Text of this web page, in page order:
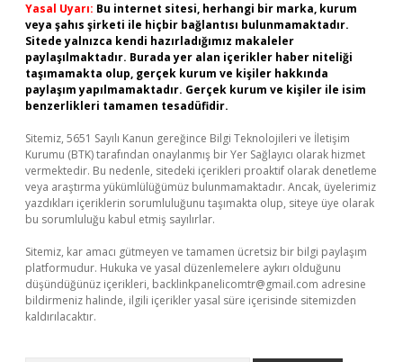
Yasal Uyarı: Bu internet sitesi, herhangi bir marka, kurum
veya şahıs şirketi ile hiçbir bağlantısı bulunmamaktadır.
Sitede yalnızca kendi hazırladığımız makaleler
paylaşılmaktadır. Burada yer alan içerikler haber niteliği
taşımamakta olup, gerçek kurum ve kişiler hakkında
paylaşım yapılmamaktadır. Gerçek kurum ve kişiler ile isim
benzerlikleri tamamen tesadüfidir.
Sitemiz, 5651 Sayılı Kanun gereğince Bilgi Teknolojileri ve İletişim
Kurumu (BTK) tarafından onaylanmış bir Yer Sağlayıcı olarak hizmet
vermektedir. Bu nedenle, sitedeki içerikleri proaktif olarak denetleme
veya araştırma yükümlülüğümüz bulunmamaktadır. Ancak, üyelerimiz
yazdıkları içeriklerin sorumluluğunu taşımakta olup, siteye üye olarak
bu sorumluluğu kabul etmiş sayılırlar.
Sitemiz, kar amacı gütmeyen ve tamamen ücretsiz bir bilgi paylaşım
platformudur. Hukuka ve yasal düzenlemelere aykırı olduğunu
düşündüğünüz içerikleri, backlinkpanelicomtr@gmail.com adresine
bildirmeniz halinde, ilgili içerikler yasal süre içerisinde sitemizden
kaldırılacaktır.